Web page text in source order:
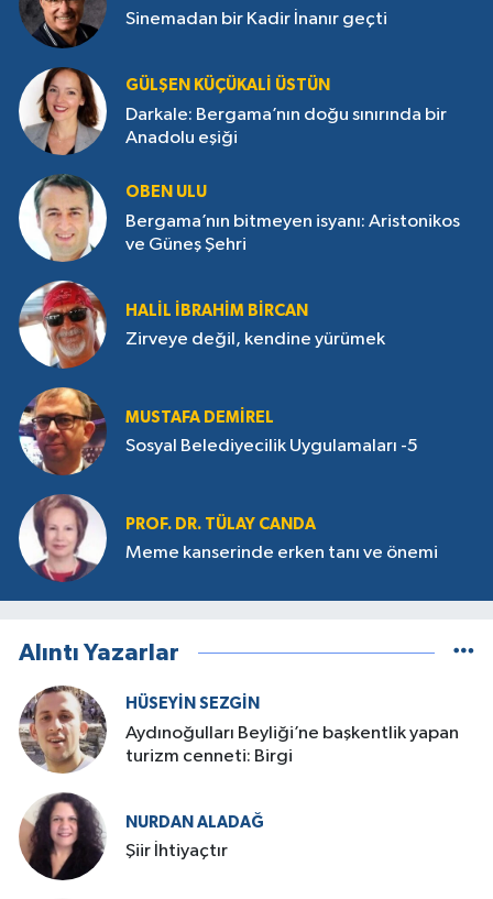
Sinemadan bir Kadir İnanır geçti
GÜLŞEN KÜÇÜKALI ÜSTÜN
Darkale: Bergama’nın doğu sınırında bir
Anadolu eşiği
OBEN ULU
Bergama’nın bitmeyen isyanı: Aristonikos
ve Güneş Şehri
HALIL İBRAHIM BIRCAN
Zirveye değil, kendine yürümek
MUSTAFA DEMIREL
Sosyal Belediyecilik Uygulamaları -5
PROF. DR. TÜLAY CANDA
Meme kanserinde erken tanı ve önemi
Alıntı Yazarlar
HÜSEYIN SEZGIN
Aydınoğulları Beyliği’ne başkentlik yapan
turizm cenneti: Birgi
NURDAN ALADAĞ
Şiir İhtiyaçtır